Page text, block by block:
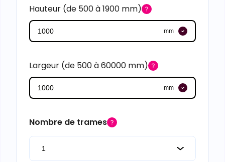
Hauteur (de 500 à 1900 mm)
mm
Largeur (de 500 à 60000 mm)
mm
Nombre de trames